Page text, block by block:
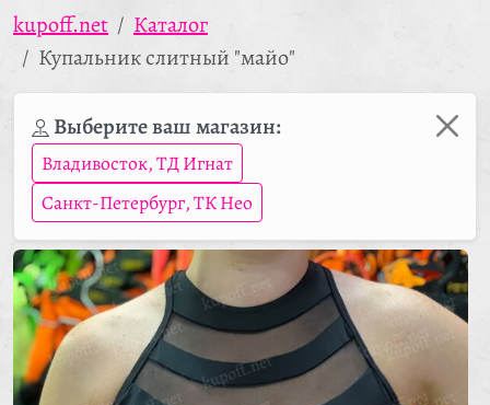
kupoff.net
Каталог
Купальник слитный "майо"
Выберите ваш магазин:
Владивосток, ТД Игнат
Санкт-Петербург, ТК Нео